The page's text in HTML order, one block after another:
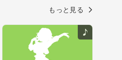
もっと見る